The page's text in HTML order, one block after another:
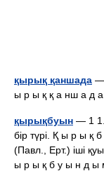
қырық қаншада —
ы р ы қ қ а нш а д
қырықбуын — 1 1.
бір түрі. Қ ы р ы қ
(Павл., Ерт.) іші
ы р ы қ б у ы н д ы